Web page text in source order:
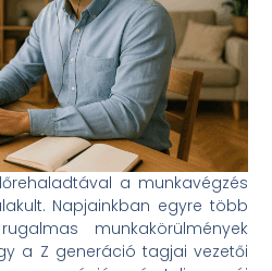
a munkavégzés
Napjainkban egyre több
munkakörülmények
a Z generáció tagjai vezetői